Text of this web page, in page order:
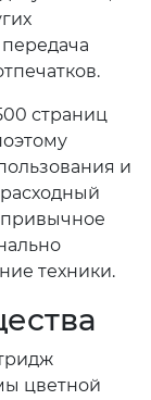
страниц
и
техники.
цветной